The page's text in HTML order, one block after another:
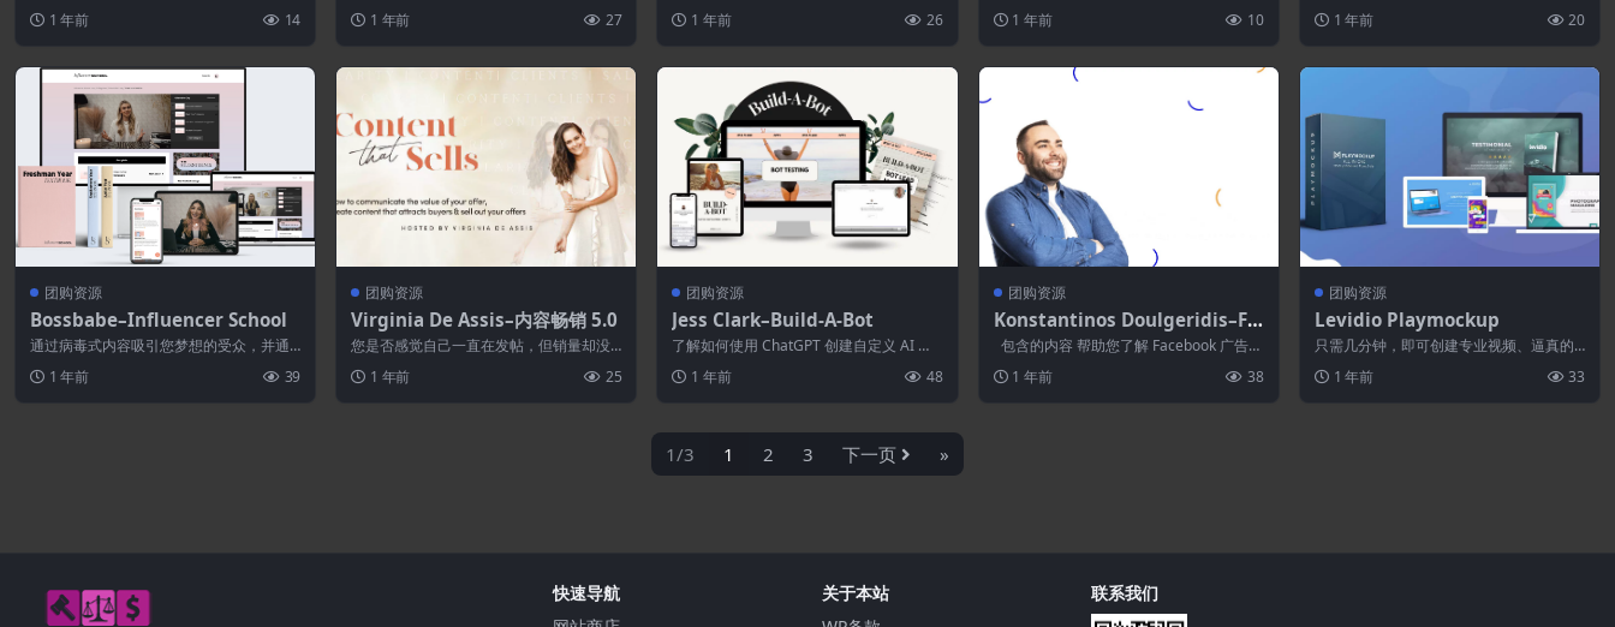
客户...1 年前 14 1 年前 27 1 年前 26
他...1 年前 10 1 年前 20
团购资源
Bossbabe–Influencer School
通过病毒式内容吸引您梦想的受众，并通
化社交...
1 年前 39
团购资源
Virginia De Assis–内容畅销 5.0
您是否感觉自己一直在发帖，但销量却没
播、故...
1 年前 25
团购资源
Jess Clark–Build-A-Bot
了解如何使用 ChatGPT 创建自定义 AI 机
1 年前 48
团购资源
Konstantinos Doulgeridis–Fa
cebook电商广告大师课程
包含的内容 帮助您了解 Facebook 广告算
1 年前 38
团购资源
Levidio Playmockup
只需几分钟，即可创建专业视频、逼真的
及动...1 年前 33
1/3 1 2 3 下一页 »
快速导航
关于本站
联系我们